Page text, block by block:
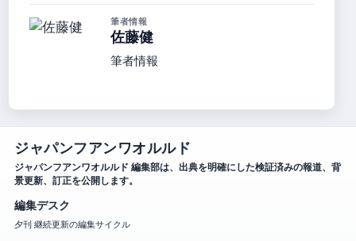
筆者情報
佐藤健
筆者情報
ジャパンフアンワオルルド
ジャパンフアンワオルルド 編集部は、出典を明確にした検証済みの報道、背
景更新、訂正を公開します。
編集デスク
夕刊 継続更新の編集サイクル